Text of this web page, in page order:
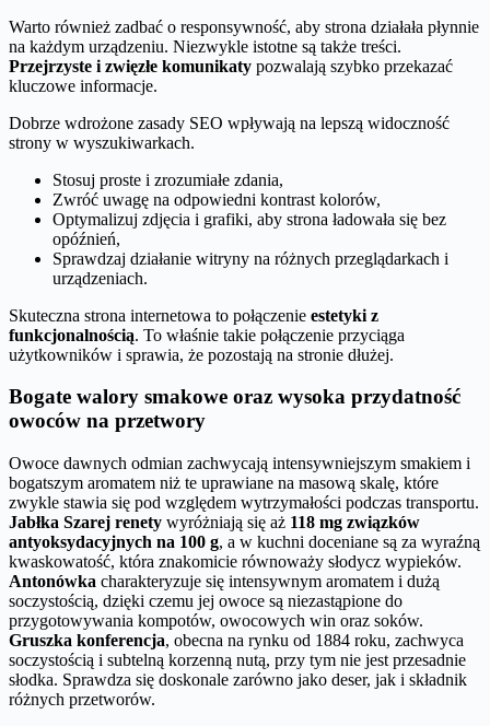
Warto również zadbać o responsywność, aby strona działała płynnie
na każdym urządzeniu. Niezwykle istotne są także treści.
Przejrzyste i zwięzłe komunikaty pozwalają szybko przekazać
kluczowe informacje.
Dobrze wdrożone zasady SEO wpływają na lepszą widoczność
strony w wyszukiwarkach.
Stosuj proste i zrozumiałe zdania,
Zwróć uwagę na odpowiedni kontrast kolorów,
Optymalizuj zdjęcia i grafiki, aby strona ładowała się bez
opóźnień,
Sprawdzaj działanie witryny na różnych przeglądarkach i
urządzeniach.
Skuteczna strona internetowa to połączenie estetyki z
funkcjonalnością. To właśnie takie połączenie przyciąga
użytkowników i sprawia, że pozostają na stronie dłużej.
Bogate walory smakowe oraz wysoka przydatność
owoców na przetwory
Owoce dawnych odmian zachwycają intensywniejszym smakiem i
bogatszym aromatem niż te uprawiane na masową skalę, które
zwykle stawia się pod względem wytrzymałości podczas transportu.
Jabłka Szarej renety wyróżniają się aż 118 mg związków
antyoksydacyjnych na 100 g, a w kuchni doceniane są za wyraźną
kwaskowatość, która znakomicie równoważy słodycz wypieków.
Antonówka charakteryzuje się intensywnym aromatem i dużą
soczystością, dzięki czemu jej owoce są niezastąpione do
przygotowywania kompotów, owocowych win oraz soków.
Gruszka konferencja, obecna na rynku od 1884 roku, zachwyca
soczystością i subtelną korzenną nutą, przy tym nie jest przesadnie
słodka. Sprawdza się doskonale zarówno jako deser, jak i składnik
różnych przetworów.